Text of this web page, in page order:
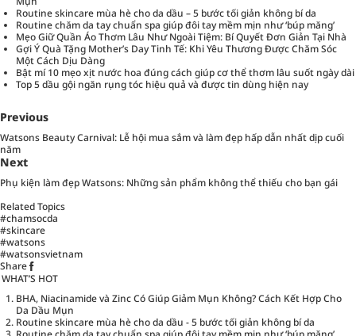
Routine skincare mùa hè cho da dầu – 5 bước tối giản không bí da
Routine chăm da tay chuẩn spa giúp đôi tay mềm mịn như ‘búp măng’
Mẹo Giữ Quần Áo Thơm Lâu Như Ngoài Tiệm: Bí Quyết Đơn Giản Tại Nhà
Gợi Ý Quà Tặng Mother’s Day Tinh Tế: Khi Yêu Thương Được Chăm Sóc
Một Cách Dịu Dàng
Bật mí 10 mẹo xịt nước hoa đúng cách giúp cơ thể thơm lâu suốt ngày dài
Top 5 dầu gội ngăn rụng tóc hiệu quả và được tin dùng hiện nay
Previous
Watsons Beauty Carnival: Lễ hội mua sắm và làm đẹp hấp dẫn nhất dịp cuối
năm
Next
Phụ kiện làm đẹp Watsons: Những sản phẩm không thể thiếu cho bạn gái
Related Topics
#chamsocda
#skincare
#watsons
#watsonsvietnam
Share
WHAT’S HOT
BHA, Niacinamide và Zinc Có Giúp Giảm Mụn Không? Cách Kết Hợp Cho
Da Dầu Mụn
Routine skincare mùa hè cho da dầu - 5 bước tối giản không bí da